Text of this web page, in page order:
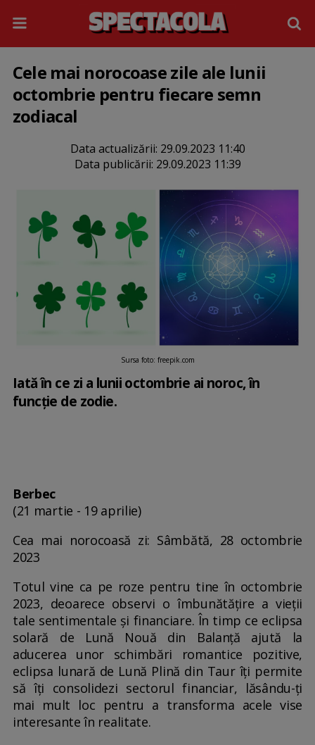
Cele mai norocoase zile ale lunii
octombrie pentru fiecare semn
zodiacal
Data actualizării: 29.09.2023 11:40
Data publicării: 29.09.2023 11:39
Sursa foto: freepik.com
Iată în ce zi a lunii octombrie ai noroc, în
funcție de zodie.
Berbec
(21 martie - 19 aprilie)
Cea mai norocoasă zi: Sâmbătă, 28 octombrie
2023
Totul vine ca pe roze pentru tine în octombrie
2023, deoarece observi o îmbunătățire a vieții
tale sentimentale și financiare. În timp ce eclipsa
solară de Lună Nouă din Balanță ajută la
aducerea unor schimbări romantice pozitive,
eclipsa lunară de Lună Plină din Taur îți permite
să îți consolidezi sectorul financiar, lăsându-ți
mai mult loc pentru a transforma acele vise
interesante în realitate.